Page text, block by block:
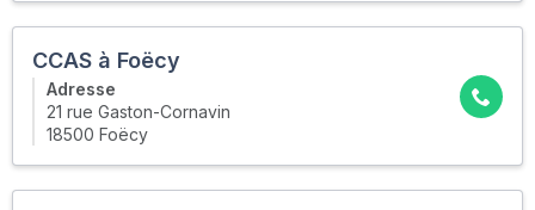
CCAS à Foëcy
Adresse
21 rue Gaston-Cornavin
18500 Foëcy